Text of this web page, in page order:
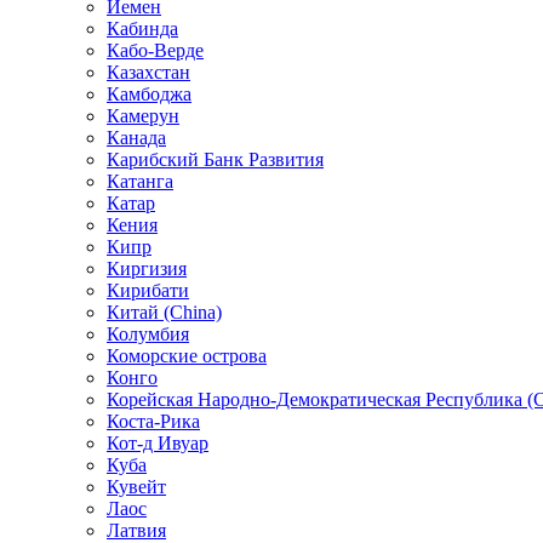
Йемен
Кабинда
Кабо-Верде
Казахстан
Камбоджа
Камерун
Канада
Карибский Банк Развития
Катанга
Катар
Кения
Кипр
Киргизия
Кирибати
Китай (China)
Колумбия
Коморские острова
Конго
Корейская Народно-Демократическая Республика
Коста-Рика
Кот-д Ивуар
Куба
Кувейт
Лаос
Латвия